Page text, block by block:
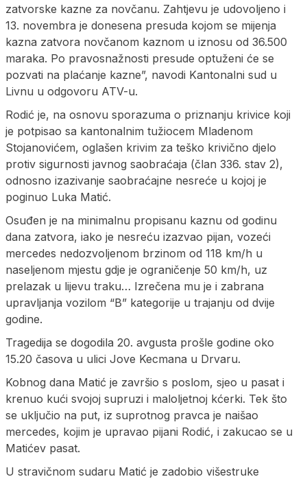
zatvorske kazne za novčanu. Zahtjevu je udovoljeno i
13. novembra je donesena presuda kojom se mijenja
kazna zatvora novčanom kaznom u iznosu od 36.500
maraka. Po pravosnažnosti presude optuženi će se
pozvati na plaćanje kazne”, navodi Kantonalni sud u
Livnu u odgovoru ATV-u.
Rodić je, na osnovu sporazuma o priznanju krivice koji
je potpisao sa kantonalnim tužiocem Mladenom
Stojanovićem, oglašen krivim za teško krivično djelo
protiv sigurnosti javnog saobraćaja (član 336. stav 2),
odnosno izazivanje saobraćajne nesreće u kojoj je
poginuo Luka Matić.
Osuđen je na minimalnu propisanu kaznu od godinu
dana zatvora, iako je nesreću izazvao pijan, vozeći
mercedes nedozvoljenom brzinom od 118 km/h u
naseljenom mjestu gdje je ograničenje 50 km/h, uz
prelazak u lijevu traku… Izrečena mu je i zabrana
upravljanja vozilom “B” kategorije u trajanju od dvije
godine.
Tragedija se dogodila 20. avgusta prošle godine oko
15.20 časova u ulici Jove Kecmana u Drvaru.
Kobnog dana Matić je završio s poslom, sjeo u pasat i
krenuo kući svojoj supruzi i maloljetnoj kćerki. Tek što
se uključio na put, iz suprotnog pravca je naišao
mercedes, kojim je upravao pijani Rodić, i zakucao se u
Matićev pasat.
U stravičnom sudaru Matić je zadobio višestruke